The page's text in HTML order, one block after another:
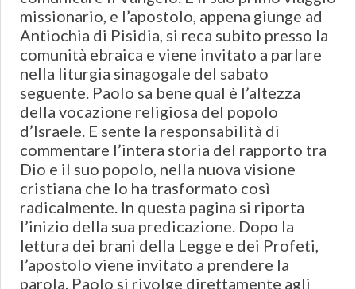
missionario, e l’apostolo, appena giunge ad
Antiochia di Pisidia, si reca subito presso la
comunità ebraica e viene invitato a parlare
nella liturgia sinagogale del sabato
seguente. Paolo sa bene qual è l’altezza
della vocazione religiosa del popolo
d’Israele. E sente la responsabilità di
commentare l’intera storia del rapporto tra
Dio e il suo popolo, nella nuova visione
cristiana che lo ha trasformato così
radicalmente. In questa pagina si riporta
l’inizio della sua predicazione. Dopo la
lettura dei brani della Legge e dei Profeti,
l’apostolo viene invitato a prendere la
parola. Paolo si rivolge direttamente agli